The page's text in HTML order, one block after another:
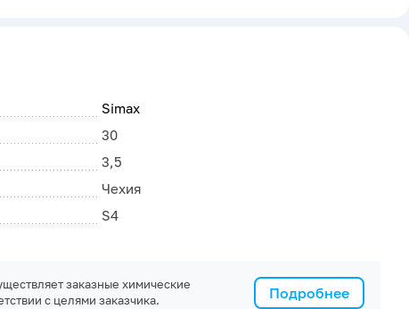
Simax
30
3,5
Чехия
S4
Подробнее
заказные химические
с целями заказчика.